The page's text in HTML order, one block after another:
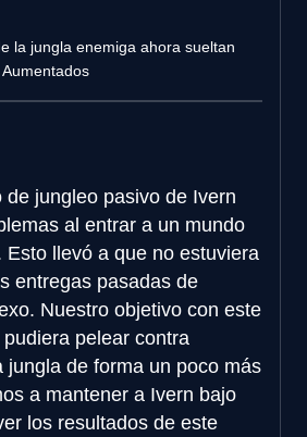
la jungla enemiga ahora sueltan
de jungleo pasivo de Ivern
al entrar a un mundo
Esto llevó a que no estuviera
entregas pasadas de
Nuestro objetivo con este
pelear contra
jungla de forma un poco más
a mantener a Ivern bajo
los resultados de este